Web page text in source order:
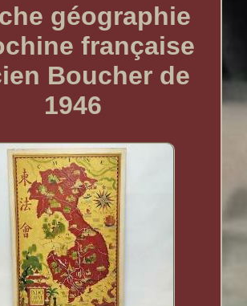
géographie
française
Boucher de
1946